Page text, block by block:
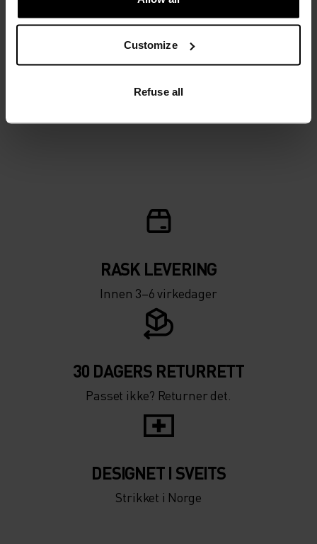
Customize
Refuse all
Kids Warm
RASK LEVERING
Innen 3–6 virkedager
30 DAGERS RETURRETT
Passet ikke? Returner det.
DESIGNET I SVEITS
Strikket i Norge